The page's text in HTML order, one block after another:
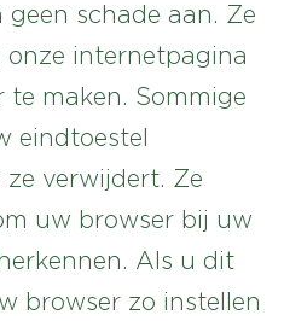
geen schade aan. Ze
internetpagina
te maken. Sommige
eindtoestel
verwijdert. Ze
uw browser bij uw
Als u dit
browser zo instellen